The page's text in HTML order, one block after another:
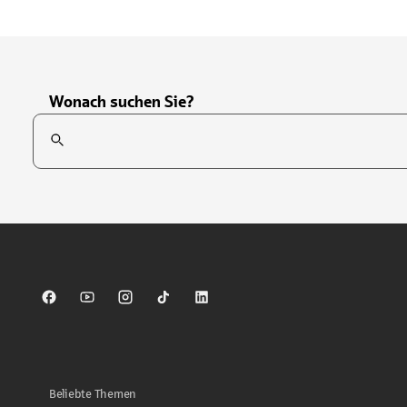
Wonach suchen Sie?
Suchfeld
Sparkasse auf Facebook
Sparkasse auf Youtube
Sparkasse auf Instagram
Sparkasse auf TikTok
Sparkasse auf LinkedIn
Beliebte Themen